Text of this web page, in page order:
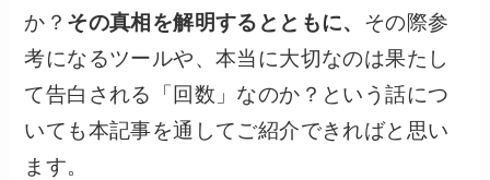
か？ その真相を解明するとともに、 その際参
考になるツールや、本当に大切なのは果たし
て告白される「回数」なのか？という話につ
いても本記事を通してご紹介できればと思い
ます。